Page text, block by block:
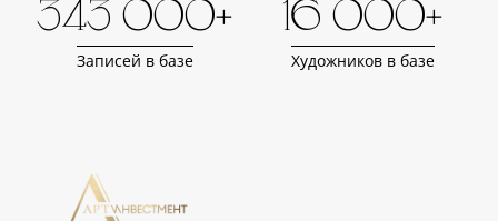
343 000+
Записей в базе
16 000+
Художников в базе